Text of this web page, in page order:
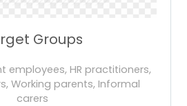
Groups
employees, HR practitioners,
Working parents, Informal
carers